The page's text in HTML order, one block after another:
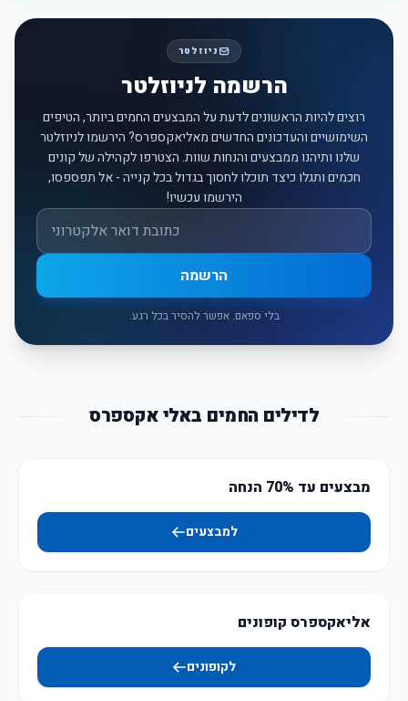
ניוזלטר
הרשמה לניוזלטר
רוצים להיות הראשונים לדעת על המבצעים החמים ביותר, הטיפים
השימושיים והעדכונים החדשים מאליאקספרס? הירשמו לניוזלטר
שלנו ותיהנו ממבצעים והנחות שוות. הצטרפו לקהילה של קונים
חכמים ותגלו כיצד תוכלו לחסוך בגדול בכל קנייה - אל תפספסו,
הירשמו עכשיו!
אימייל
הרשמה
בלי ספאם. אפשר להסיר בכל רגע.
לדילים החמים באלי אקספרס
מבצעים עד 70% הנחה
למבצעים
אליאקספרס קופונים
לקופונים